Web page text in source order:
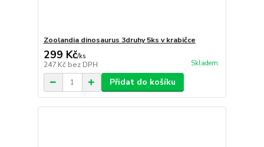
Zoolandia dinosaurus 3druhy 5ks v krabičce
299 Kč/ks
247 Kč bez DPH Skladem
Přidat do košíku